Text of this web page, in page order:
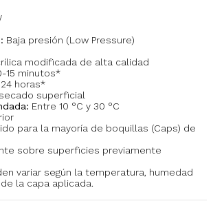
Baja presión (Low Pressure)
modificada de alta calidad
15 minutos*
24 horas*
superficial
Entre 10 °C y 30 °C
para la mayoría de boquillas (Caps) de
sobre superficies previamente
variar según la temperatura, humedad
la capa aplicada.